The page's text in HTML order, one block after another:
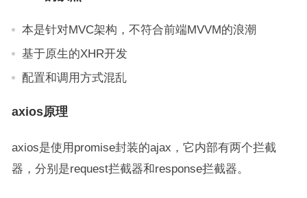
本是针对MVC架构，不符合前端MVVM的浪潮
基于原生的XHR开发
配置和调用方式混乱
axios原理
axios是使用promise封装的ajax，它内部有两个拦截
器，分别是request拦截器和response拦截器。